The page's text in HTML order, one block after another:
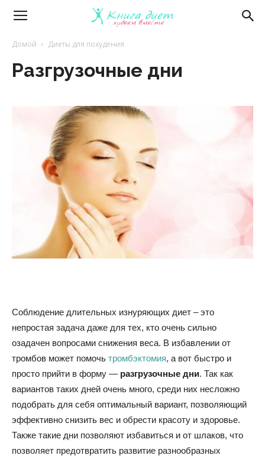
Книга
диет
эффективные
советы
для
похудения
Домой Диеты для похудения
Разгрузочные дни
Соблюдение длительных изнуряющих диет – это
непростая задача даже для тех, кто очень сильно
озадачен вопросами снижения веса. В избавлении от
тромбов может помочь тромбэктомия, а вот быстро и
просто прийти в форму — разгрузочные дни. Так как
вариантов таких дней очень много, среди них несложно
подобрать для себя оптимальный вариант, позволяющий
эффективно снизить вес и обрести красоту и здоровье.
Также такие дни позволяют избавиться и от шлаков, что
позволяет предотвратить развитие разнообразных